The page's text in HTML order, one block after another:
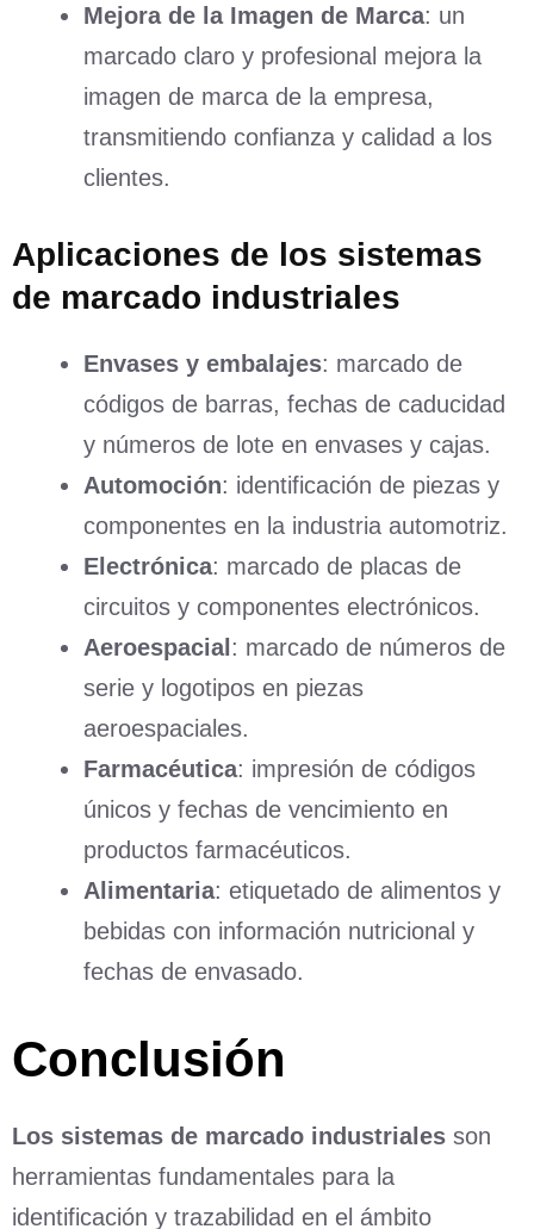
Mejora de la Imagen de Marca: un
marcado claro y profesional mejora la
imagen de marca de la empresa,
transmitiendo confianza y calidad a los
clientes.
Aplicaciones de los sistemas
de marcado industriales
Envases y embalajes: marcado de
códigos de barras, fechas de caducidad
y números de lote en envases y cajas.
Automoción: identificación de piezas y
componentes en la industria automotriz.
Electrónica: marcado de placas de
circuitos y componentes electrónicos.
Aeroespacial : marcado de números de
serie y logotipos en piezas
aeroespaciales.
Farmacéutica: impresión de códigos
únicos y fechas de vencimiento en
productos farmacéuticos.
Alimentaria: etiquetado de alimentos y
bebidas con información nutricional y
fechas de envasado.
Conclusión
Los sistemas de marcado industriales son
herramientas fundamentales para la
identificación y trazabilidad en el ámbito